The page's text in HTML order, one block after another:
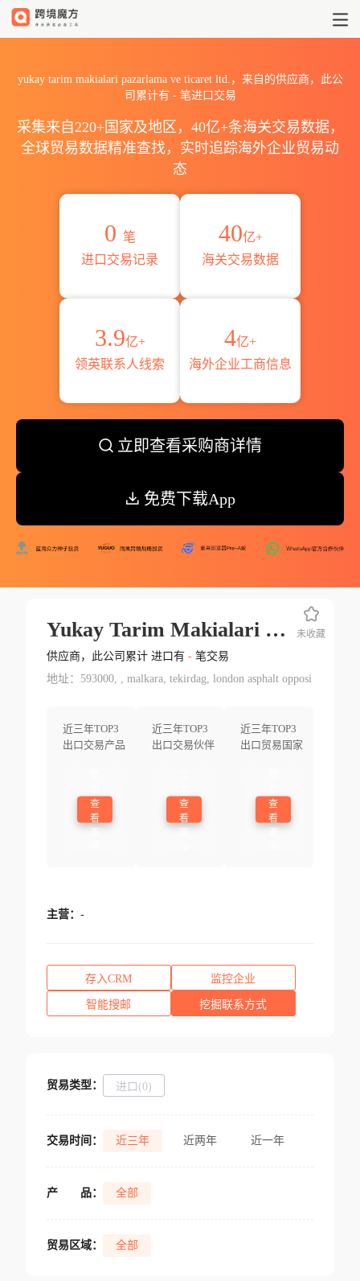
yukay tarim makialari pazarlama ve ticaret ltd.，来自的供应商，此公
司累计有 -笔进口交易
采集来自220+国家及地区，40亿+条海关交易数据，
全球贸易数据精准查找，实时追踪海外企业贸易动
态
0 笔
进口交易记录
40亿+
海关交易数据
3.9亿+
领英联系人线索
4亿+
海外企业工商信息
立即查看采购商详情
免费下载App
Yukay Tarim Makialari Pazarlama Ve Ticaret Ltd.
供应商，此公司累计 进口有 -笔交易
地址：593000, , malkara, tekirdag, london asphalt opposi
近三年TOP3
出口交易产品
查
看
近三年TOP3
出口交易伙伴
查
看
近三年TOP3
出口贸易国家
查
看
未收藏
主营： -
存入CRM 监控企业
智能搜邮 挖掘联系方式
贸易类型： 进口(0)
交易时间： 近三年 近两年 近一年
产 品： 全部
贸易区域： 全部